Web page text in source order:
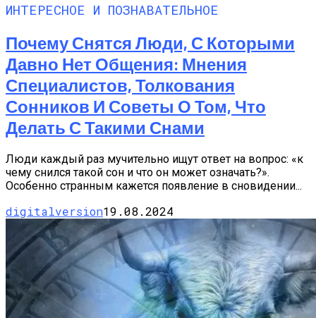
ИНТЕРЕСНОЕ И ПОЗНАВАТЕЛЬНОЕ
Почему Снятся Люди, С Которыми
Давно Нет Общения: Мнения
Специалистов, Толкования
Сонников И Советы О Том, Что
Делать С Такими Снами
Люди каждый раз мучительно ищут ответ на вопрос: «к
чему снился такой сон и что он может означать?».
Особенно странным кажется появление в сновидении...
digitalversion19.08.2024